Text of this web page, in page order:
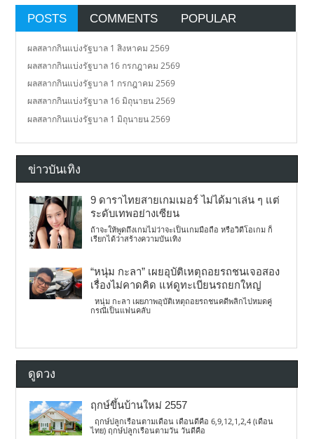
POSTS COMMENTS POPULAR
ผลสลากกินแบ่งรัฐบาล 1 สิงหาคม 2569
ผลสลากกินแบ่งรัฐบาล 16 กรกฎาคม 2569
ผลสลากกินแบ่งรัฐบาล 1 กรกฎาคม 2569
ผลสลากกินแบ่งรัฐบาล 16 มิถุนายน 2569
ผลสลากกินแบ่งรัฐบาล 1 มิถุนายน 2569
ข่าวบันเทิง
9 ดาราไทยสายเกมเมอร์ ไม่ได้มาเล่น ๆ แต่
ระดับเทพอย่างเซียน
ถ้าจะให้พูดถึงเกมไม่ว่าจะเป็นเกมมือถือ หรือวิดีโอเกม ก็
เรียกได้ว่าสร้างความบันเทิง
“หนุ่ม กะลา” เผยอุบัติเหตุถอยรถชนเจอสอง
เรื่องไม่คาดคิด แห่ดูทะเบียนรถยกใหญ่
หนุ่ม กะลา เผยภาพอุบัติเหตุถอยรถชนคดีพลิกไปหมดคู่
กรณีเป็นแฟนคลับ
ดูดวง
ฤกษ์ขึ้นบ้านใหม่ 2557
ฤกษ์ปลูกเรือนตามเดือน เดือนดีคือ 6,9,12,1,2,4 (เดือน
ไทย) ฤกษ์ปลูกเรือนตามวัน วันดีคือ